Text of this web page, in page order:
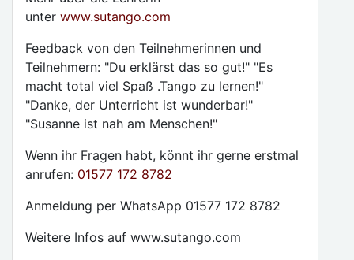
unter www.sutango.com
Feedback von den Teilnehmerinnen und
Teilnehmern: "Du erklärst das so gut!" "Es
macht total viel Spaß .Tango zu lernen!"
"Danke, der Unterricht ist wunderbar!"
"Susanne ist nah am Menschen!"
Wenn ihr Fragen habt, könnt ihr gerne erstmal
anrufen: 01577 172 8782
Anmeldung per WhatsApp 01577 172 8782
Weitere Infos auf www.sutango.com